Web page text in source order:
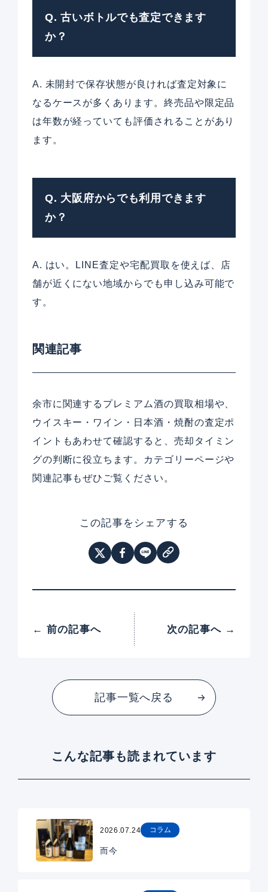
Q. 古いボトルでも査定できます
か？
A. 未開封で保存状態が良ければ査定対象に
なるケースが多くあります。終売品や限定品
は年数が経っていても評価されることがあり
ます。
Q. 大阪府からでも利用できます
か？
A. はい。LINE査定や宅配買取を使えば、店
舗が近くにない地域からでも申し込み可能で
す。
関連記事
余市に関連するプレミアム酒の買取相場や、
ウイスキー・ワイン・日本酒・焼酎の査定ポ
イントもあわせて確認すると、売却タイミン
グの判断に役立ちます。カテゴリーページや
関連記事もぜひご覧ください。
この記事をシェアする
← 前の記事へ 次の記事へ →
記事一覧へ戻る
こんな記事も読まれています
2026.07.24 コラム
而今